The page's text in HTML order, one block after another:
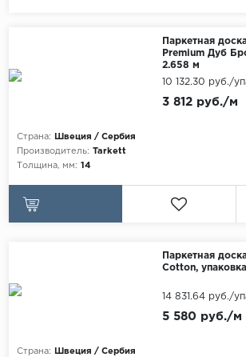
Паркетная
Premium Дуб
2.658 м
Страна:
Швеция / Сербия
Производитель: Tarkett
Толщина, мм: 14
3 812 руб./м
10 132.30 руб./
Паркетная
Cotton,
Страна:
Швеция / Сербия
5 580 руб./м
14 831.64 руб./